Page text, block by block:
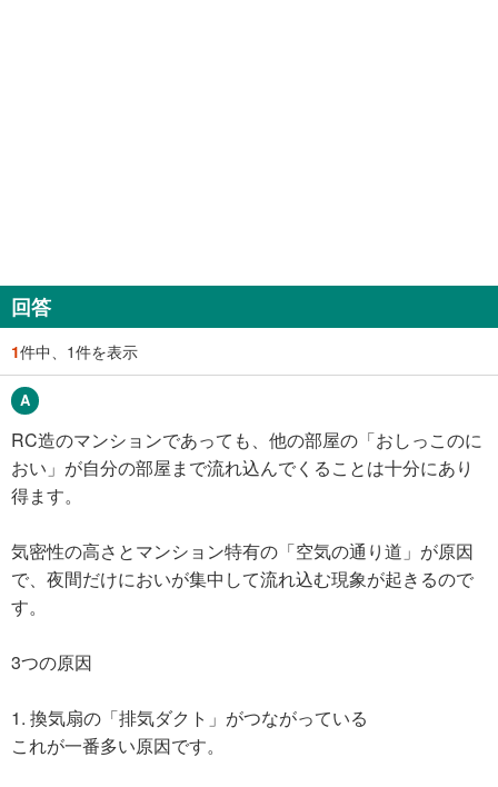
回答
1件中、1件を表示
RC造のマンションであっても、他の部屋の「おしっこのに
おい」が自分の部屋まで流れ込んでくることは十分にあり
得ます。
気密性の高さとマンション特有の「空気の通り道」が原因
で、夜間だけにおいが集中して流れ込む現象が起きるので
す。
3つの原因
1. 換気扇の「排気ダクト」がつながっている
これが一番多い原因です。